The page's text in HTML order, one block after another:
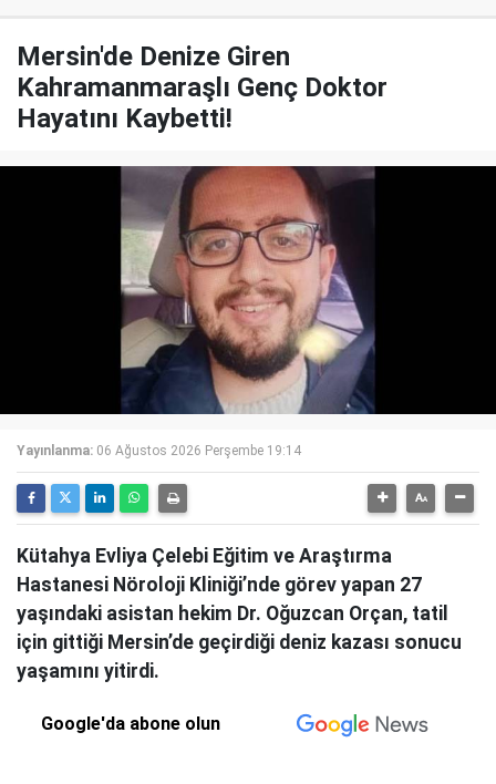
Mersin'de Denize Giren
Kahramanmaraşlı Genç Doktor
Hayatını Kaybetti!
Yayınlanma: 06 Ağustos 2026 Perşembe 19:14
Kütahya Evliya Çelebi Eğitim ve Araştırma
Hastanesi Nöroloji Kliniği’nde görev yapan 27
yaşındaki asistan hekim Dr. Oğuzcan Orçan, tatil
için gittiği Mersin’de geçirdiği deniz kazası sonucu
yaşamını yitirdi.
Google'da abone olun